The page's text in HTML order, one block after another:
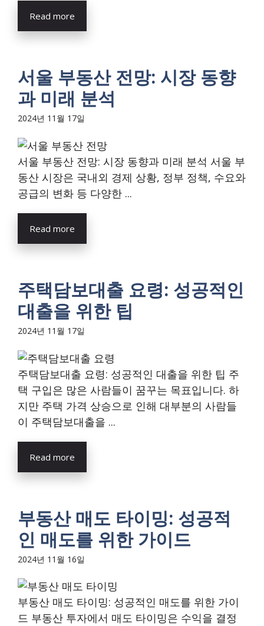
Read more
서울 부동산 전망: 시장 동향
과 미래 분석
2024년 11월 17일
서울 부동산 전망: 시장 동향과 미래 분석 서울 부
동산 시장은 국내외 경제 상황, 정부 정책, 수요와
공급의 변화 등 다양한 ...
Read more
주택담보대출 요령: 성공적인
대출을 위한 팁
2024년 11월 17일
주택담보대출 요령: 성공적인 대출을 위한 팁 주
택 구입은 많은 사람들이 꿈꾸는 목표입니다. 하
지만 주택 가격 상승으로 인해 대부분의 사람들
이 주택담보대출을 ...
Read more
부동산 매도 타이밍: 성공적
인 매도를 위한 가이드
2024년 11월 16일
부동산 매도 타이밍: 성공적인 매도를 위한 가이
드 부동산 투자에서 매도 타이밍은 수익을 결정